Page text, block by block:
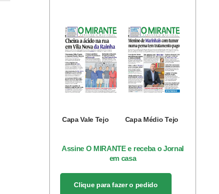
Capa Vale Tejo Capa Médio Tejo
Assine O MIRANTE e receba o Jornal
em casa
Clique para fazer o pedido